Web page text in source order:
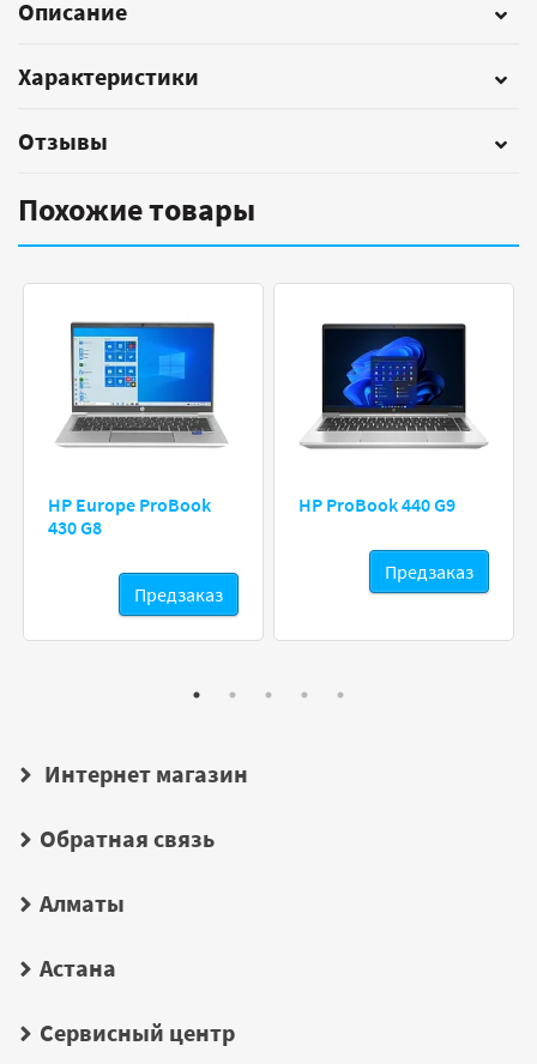
Описание
Характеристики
Отзывы
Похожие товары
HP Europe ProBook
430 G8
Предзаказ
HP ProBook 440 G9
Предзаказ
Интернет магазин
Обратная связь
Алматы
Астана
Сервисный центр